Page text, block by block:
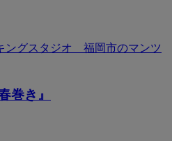
巻き』